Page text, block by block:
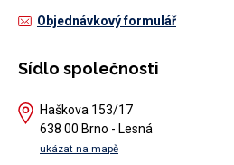
Objednávkový formulář
Sídlo společnosti
Haškova 153/17
638 00 Brno - Lesná
ukázat na mapě